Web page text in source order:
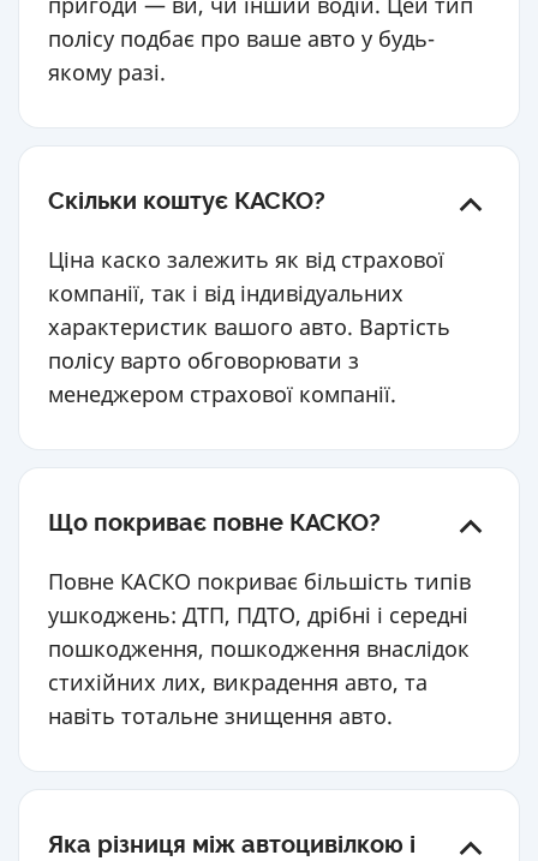
полісу подбає про ваше авто у будь-
якому разі.
Скільки коштує КАСКО?
Ціна каско залежить як від страхової
компанії, так і від індивідуальних
характеристик вашого авто. Вартість
полісу варто обговорювати з
менеджером страхової компанії.
Що покриває повне КАСКО?
Повне КАСКО покриває більшість типів
ушкоджень: ДТП, ПДТО, дрібні і середні
пошкодження, пошкодження внаслідок
стихійних лих, викрадення авто, та
навіть тотальне знищення авто.
Яка різниця між автоцивілкою і